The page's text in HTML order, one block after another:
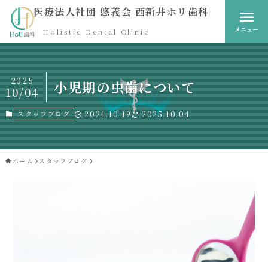
医療法人社団 悠義会 西新井ホリ歯科
Holistic Dental Clinic メニュー
小児期の虫歯について
2025
10/04
スタッフブログ 2024.10.19 2025.10.04
ホーム スタッフブログ